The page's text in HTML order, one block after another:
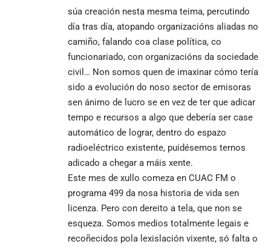
súa creación nesta mesma teima, percutindo
día tras día, atopando organizacións aliadas no
camiño, falando coa clase política, co
funcionariado, con organizacións da sociedade
civil… Non somos quen de imaxinar cómo tería
sido a evolución do noso sector de emisoras
sen ánimo de lucro se en vez de ter que adicar
tempo e recursos a algo que debería ser case
automático de lograr, dentro do espazo
radioeléctrico existente, puidésemos ternos
adicado a chegar a máis xente.
Este mes de xullo comeza en CUAC FM o
programa 499 da nosa historia de vida sen
licenza. Pero con dereito a tela, que non se
esqueza. Somos medios totalmente legais e
recoñecidos pola lexislación vixente, só falta o